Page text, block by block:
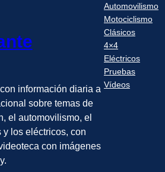
información diaria a
sobre temas de
el automovilismo, el
los eléctricos, con
con imágenes
Automovilismo
Motociclismo
Clásicos
4×4
Eléctricos
Pruebas
Vídeos